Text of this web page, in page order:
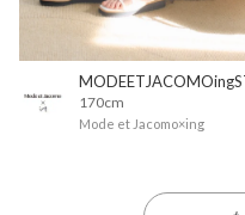
170cm
Mode et Jacomo×ing